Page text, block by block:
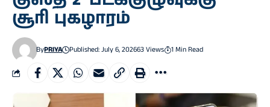
சூரி புகழாரம்
ByPRIYA Published: July 6, 202663 Views 1 Min Read